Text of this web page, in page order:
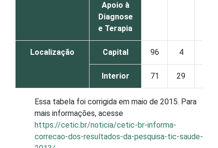
Apoio à
Diagnose
e Terapia
Localização Capital 96 4
Interior 71 29
Essa tabela foi corrigida em maio de 2015. Para
mais informações, acesse
https://cetic.br/noticia/cetic-br-informa-
correcao-dos-resultados-da-pesquisa-tic-saude-